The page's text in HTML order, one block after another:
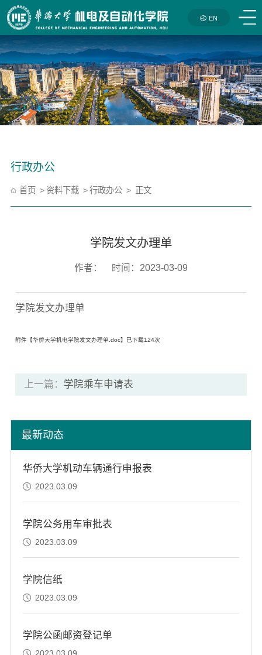
EN
行政办公
首页 资料下载 行政办公 正文
学院发文办理单
作者： 时间：2023-03-09
学院发文办理单
附件【华侨大学机电学院发文办理单.doc】已下载124次
上一篇： 学院乘车申请表
最新动态
华侨大学机动车辆通行申报表
2023.03.09
学院公务用车审批表
2023.03.09
学院信纸
2023.03.09
学院公函邮资登记单
2023.03.09